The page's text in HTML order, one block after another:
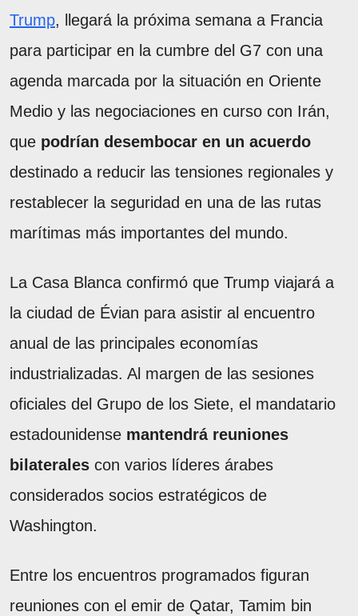
Trump, llegará la próxima semana a Francia
para participar en la cumbre del G7 con una
agenda marcada por la situación en Oriente
Medio y las negociaciones en curso con Irán,
que podrían desembocar en un acuerdo
destinado a reducir las tensiones regionales y
restablecer la seguridad en una de las rutas
marítimas más importantes del mundo.
La Casa Blanca confirmó que Trump viajará a
la ciudad de Évian para asistir al encuentro
anual de las principales economías
industrializadas. Al margen de las sesiones
oficiales del Grupo de los Siete, el mandatario
estadounidense mantendrá reuniones
bilaterales con varios líderes árabes
considerados socios estratégicos de
Washington.
Entre los encuentros programados figuran
reuniones con el emir de Qatar, Tamim bin